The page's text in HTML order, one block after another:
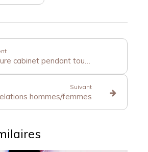
Ouverture cabinet pendant tout le mois d'août
Suivant
hommes/femmes